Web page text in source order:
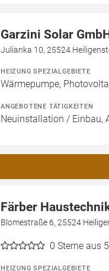
Garzini Solar
Julianka 10, 25524
HEIZUNG SPEZIALGEBIETE
Wärmepumpe,
ANGEBOTENE TÄTIGKEITEN
Neuinstallation / Einbau,
Färber
Blomestraße 6, 25524
0 Sterne aus
HEIZUNG SPEZIALGEBIETE